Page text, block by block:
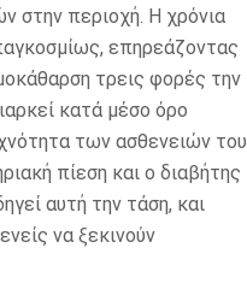
στην περιοχή. Η χρόνια
επηρεάζοντας
τρεις φορές την
κατά μέσο όρο
των ασθενειών του
πίεση και ο διαβήτης
αυτή την τάση, και
να ξεκινούν